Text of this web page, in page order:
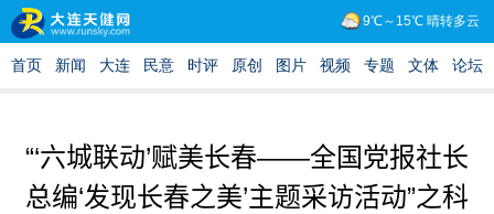
“‘六城联动’赋美长春——全国党报社长
总编‘发现长春之美’主题采访活动”之科